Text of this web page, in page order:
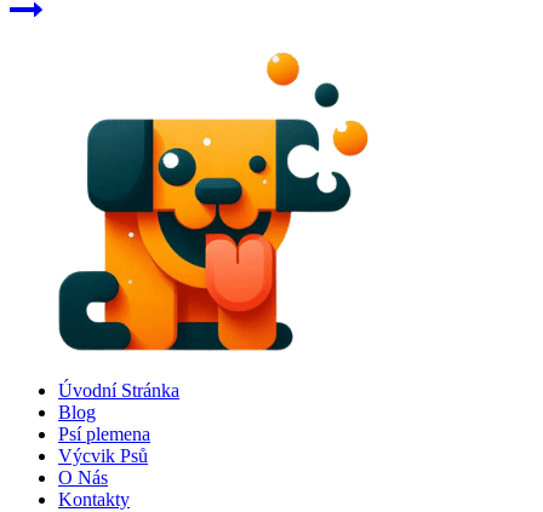
Úvodní Stránka
Blog
Psí plemena
Výcvik Psů
O Nás
Kontakty